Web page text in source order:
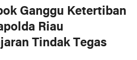
Ganggu Ketertiban
Riau
Tindak Tegas